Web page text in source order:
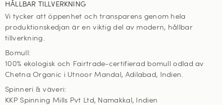
HÅLLBAR TILLVERKNING
Vi tycker att öppenhet och transparens genom hela
produktionskedjan är en viktig del av modern, hållbar
tillverkning.
Bomull:
100% ekologisk och Fairtrade-certifierad bomull odlad av
Chetna Organic i Utnoor Mandal, Adilabad, Indien.
Spinneri & väveri:
KKP Spinning Mills Pvt Ltd, Namakkal, Indien